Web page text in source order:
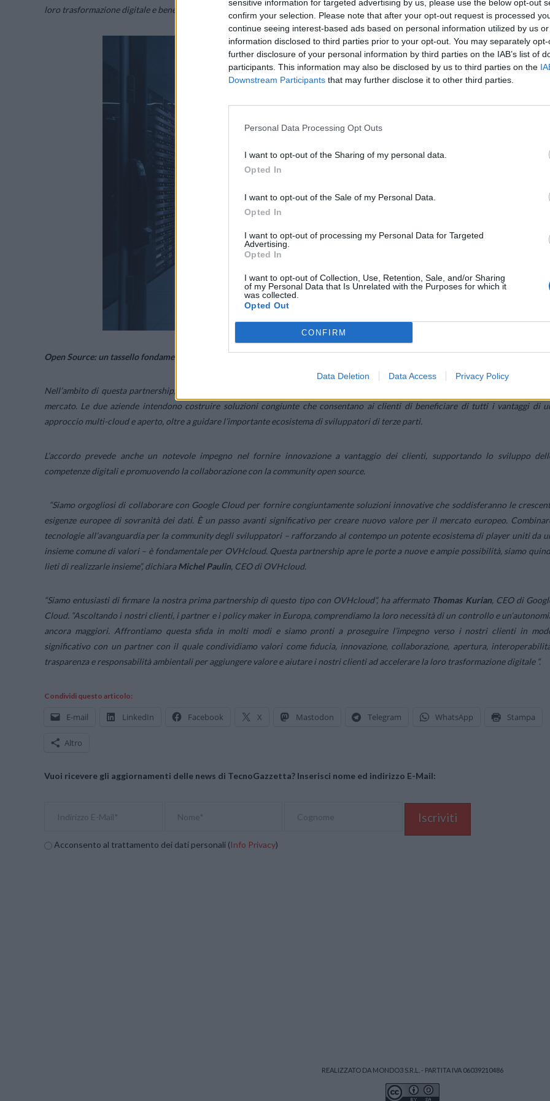
sensitive information for targeted advertising by us, please use the below opt-out
confirm your selection. Please note that after your opt-out request is processed
continue seeing interest-based ads based on personal information utilized by us
information disclosed to third parties prior to your opt-out. You may separately
further disclosure of your personal information by third parties on the IAB’s list of
participants. This information may also be disclosed by us to third parties on the
Downstream Participants that may further disclose it to other third parties.
Personal Data Processing Opt Outs
I want to opt-out of the Sharing of my personal data.
Opted In
I want to opt-out of the Sale of my Personal Data.
Opted In
I want to opt-out of processing my Personal Data for Targeted
Advertising.
Opted In
I want to opt-out of Collection, Use, Retention, Sale, and/or Sharing
of my Personal Data that Is Unrelated with the Purposes for which it
was collected.
Opted Out
CONFIRM
Data Deletion Data Access Privacy Policy
loro trasformazione digitale e beneficiare degli ultimi sviluppi della tecnologia cloud in modo affidabile.
Open Source: un tassello fondamentale per ampliare l’ecosistema europeo
Nell’ambito di questa partnership, OVHcloud e Google Cloud metteranno in campo le rispettive tecnologie e competenze leader nel
mercato. Le due aziende intendono costruire soluzioni congiunte che consentano ai clienti di beneficiare di tutti i vantaggi di
approccio multi-cloud e aperto, oltre a guidare l’importante ecosistema di sviluppatori di terze parti.
L’accordo prevede anche un notevole impegno nel fornire innovazione a vantaggio dei clienti, supportando lo sviluppo
competenze digitali e promuovendo la collaborazione con la community open source.
“Siamo orgogliosi di collaborare con Google Cloud per fornire congiuntamente soluzioni innovative che soddisferanno le
esigenze europee di sovranità dei dati. È un passo avanti significativo per creare nuovo valore per il mercato europeo.
tecnologie all’avanguardia per la community degli sviluppatori – rafforzando al contempo un potente ecosistema di player uniti da
insieme comune di valori – è fondamentale per OVHcloud. Questa partnership apre le porte a nuove e ampie possibilità, siamo
lieti di realizzarle insieme”, dichiaraMichel Paulin, CEO di OVHcloud.
“Siamo entusiasti di firmare la nostra prima partnership di questo tipo con OVHcloud”, ha affermato Thomas Kurian, CEO di
Cloud. “Ascoltando i nostri clienti, i partner e i policy maker in Europa, comprendiamo la loro necessità di un controllo e
ancora maggiori. Affrontiamo questa sfida in molti modi e siamo pronti a proseguire l’impegno verso i nostri clienti in
significativo con un partner con il quale condividiamo valori come fiducia, innovazione, collaborazione, apertura,
trasparenza e responsabilità ambientali per aggiungere valore e aiutare i nostri clienti ad accelerare la loro trasformazione digitale “.
Condividi questo articolo:
E-mail LinkedIn Facebook X Mastodon Telegram WhatsApp Stampa
Altro
Vuoi ricevere gli aggiornamenti delle news di TecnoGazzetta? Inserisci nome ed indirizzo E-Mail:
Acconsento al trattamento dei dati personali (Info Privacy)
REALIZZATO DA MONDO3 S.R.L. - PARTITA IVA 06039210486